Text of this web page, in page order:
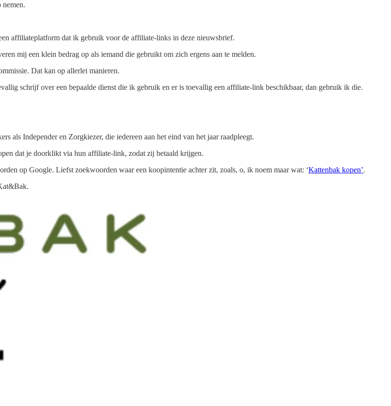
nemen.
affiliateplatform dat ik gebruik voor de affiliate-links in deze nieuwsbrief.
mij een klein bedrag op als iemand die gebruikt om zich ergens aan te melden.
Dat kan op allerlei manieren.
schrijf over een bepaalde dienst die ik gebruik en er is toevallig een affiliate-link beschikbaar, dan gebruik ik die.
als Independer en Zorgkiezer, die iedereen aan het eind van het jaar raadpleegt.
dat je doorklikt via hun affiliate-link, zodat zij betaald krijgen.
op Google. Liefst zoekwoorden waar een koopintentie achter zit, zoals, o, ik noem maar wat: ‘Kattenbak kopen’.